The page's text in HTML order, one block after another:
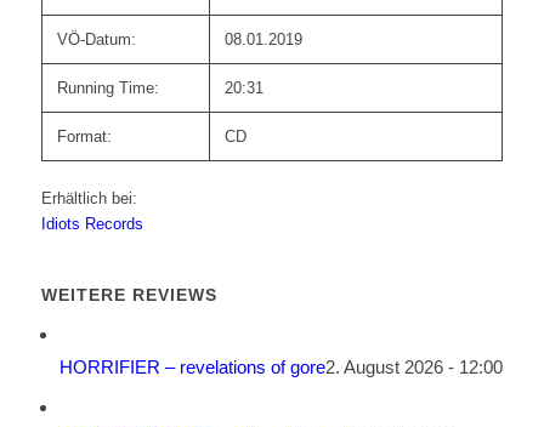
VÖ-Datum: 08.01.2019
Running Time: 20:31
Format: CD
Erhältlich bei:
Idiots Records
WEITERE REVIEWS
HORRIFIER – revelations of gore2. August 2026 - 12:00